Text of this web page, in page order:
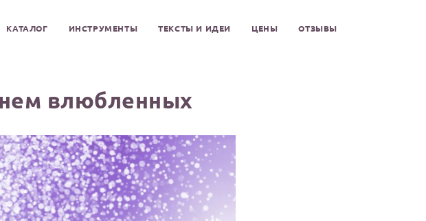
КАТАЛОГ ИНСТРУМЕНТЫ ТЕКСТЫ И ИДЕИ ЦЕНЫ ОТЗЫВЫ
влюбленных